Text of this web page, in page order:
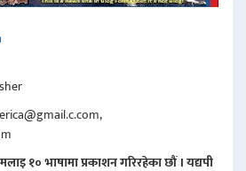
१० भाषामा प्रकाशन गरिरहेका छौं । यद्यपी